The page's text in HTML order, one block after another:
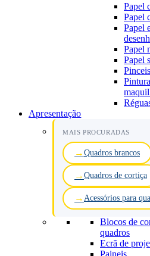
Papel
Papel
Papel
Papel
Papel
Apresentação
MAIS PROCURADAS
Quadros brancos
Quadros de cortiça
Acessórios para
Blocos de
quadros
Ecrã de
Paineis